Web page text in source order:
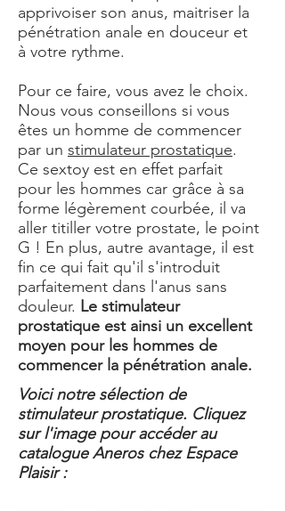
apprivoiser son anus, maitriser la
pénétration anale en douceur et
à votre rythme.
Pour ce faire, vous avez le choix.
Nous vous conseillons si vous
êtes un homme de commencer
par un stimulateur prostatique.
Ce sextoy est en effet parfait
pour les hommes car grâce à sa
forme légèrement courbée, il va
aller titiller votre prostate, le point
G ! En plus, autre avantage, il est
fin ce qui fait qu'il s'introduit
parfaitement dans l'anus sans
douleur. Le stimulateur
prostatique est ainsi un excellent
moyen pour les hommes de
commencer la pénétration anale.
Voici notre sélection de
stimulateur prostatique. Cliquez
sur l'image pour accéder au
catalogue Aneros chez Espace
Plaisir :